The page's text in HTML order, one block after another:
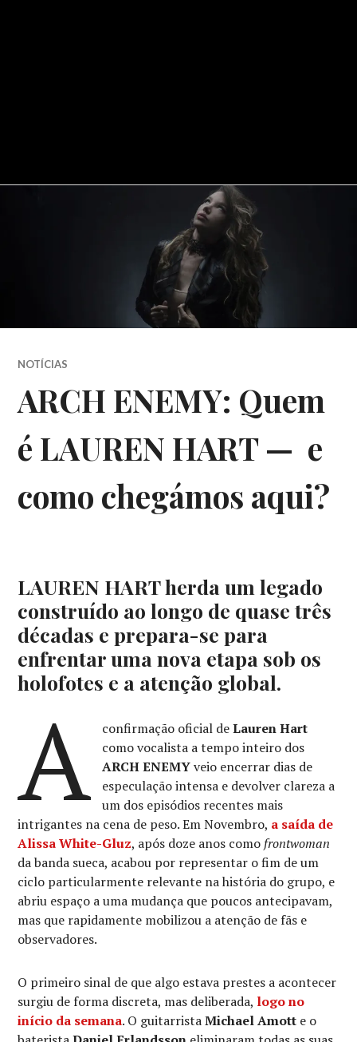
NOTÍCIAS
ARCH ENEMY: Quem
é LAUREN HART — e
como chegámos aqui?
LAUREN HART herda um legado
construído ao longo de quase três
décadas e prepara-se para
enfrentar uma nova etapa sob os
holofotes e a atenção global.
A confirmação oficial deLauren Hart
como vocalista a tempo inteiro dos
ARCH ENEMYveio encerrar dias de
especulação intensa e devolver clareza a
um dos episódios recentes mais
intrigantes na cena de peso. Em Novembro, a saída de
Alissa White-Gluz, após doze anos como frontwoman
da banda sueca, acabou por representar o fim de um
ciclo particularmente relevante na história do grupo, e
abriu espaço a uma mudança que poucos antecipavam,
mas que rapidamente mobilizou a atenção de fãs e
observadores.
O primeiro sinal de que algo estava prestes a acontecer
surgiu de forma discreta, mas deliberada, logo no
início da semana. O guitarristaMichael Amott e o